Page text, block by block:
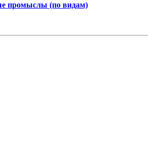
промыслы (по видам)